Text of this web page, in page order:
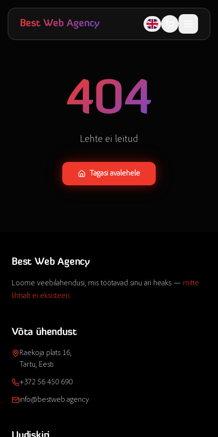
Best Web Agency
404
Lehte ei leitud
Tagasi avalehele
Best Web Agency
Loome veebilahendusi, mis töötavad sinu äri heaks — mitte
lihtsalt ei eksisteeri.
Võta ühendust
Raekoja plats 16,
Tartu, Eesti
+372 56 450 690
info@bestweb.agency